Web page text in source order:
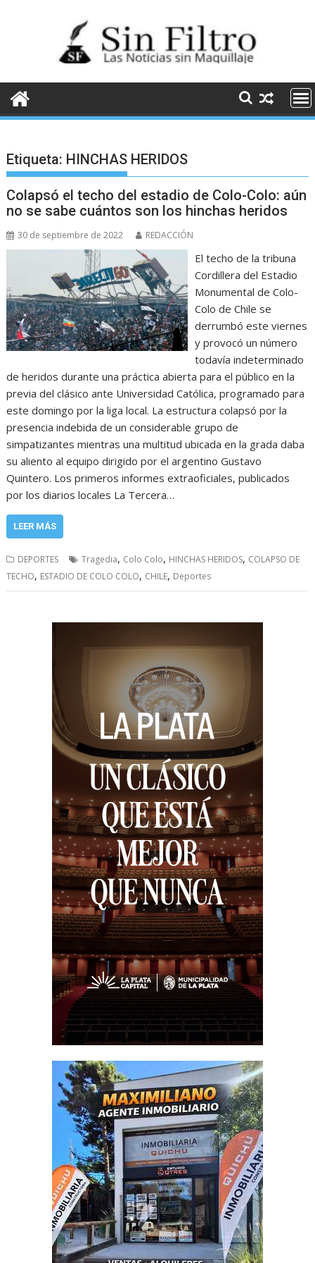
Etiqueta: HINCHAS HERIDOS
Colapsó el techo del estadio de Colo-Colo: aún
no se sabe cuántos son los hinchas heridos
30 de septiembre de 2022 REDACCIÓN
El techo de la tribuna
Cordillera del Estadio
Monumental de Colo-
Colo de Chile se
derrumbó este viernes
y provocó un número
todavía indeterminado
de heridos durante una práctica abierta para el público en la
previa del clásico ante Universidad Católica, programado para
este domingo por la liga local. La estructura colapsó por la
presencia indebida de un considerable grupo de
simpatizantes mientras una multitud ubicada en la grada daba
su aliento al equipo dirigido por el argentino Gustavo
Quintero. Los primeros informes extraoficiales, publicados
por los diarios locales La Tercera…
LEER MÁS
DEPORTES Tragedia, Colo Colo, HINCHAS HERIDOS, COLAPSO DE
TECHO, ESTADIO DE COLO COLO, CHILE, Deportes